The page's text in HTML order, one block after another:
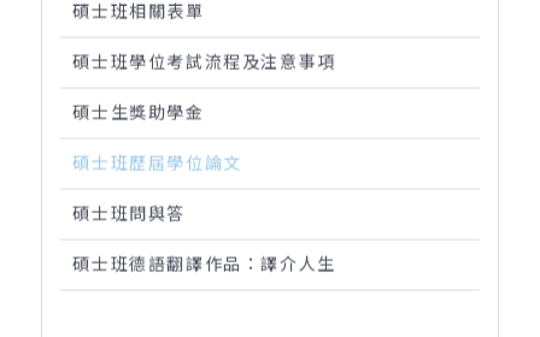
碩士班相關表單
碩士班學位考試流程及注意事項
碩士生獎助學金
碩士班歷屆學位論文
碩士班問與答
碩士班德語翻譯作品：譯介人生